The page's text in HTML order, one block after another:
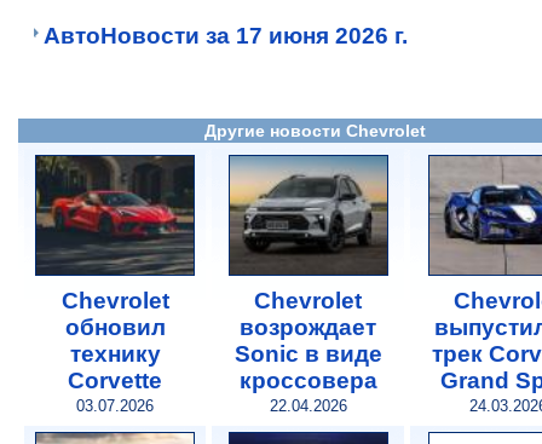
АвтоНовости за 17 июня 2026 г.
Другие новости Chevrolet
Chevrolet
обновил
технику
Corvette
03.07.2026
Chevrolet
возрождает
Sonic в виде
кроссовера
22.04.2026
трек
Grand